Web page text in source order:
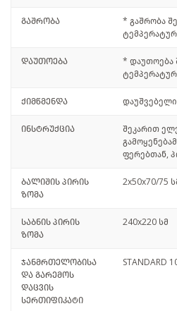
გაშრობა
* გაშრობა
დაუთოება
* დაუთოება
ქიმწმენდა
ინსტრუქცია
შეკარით
ფერებთან,
ბალიშის პირის
ზომა
2x50x70/75
საბნის პირის
ზომა
240x220 სმ
ჯანმრთელობისა
და გარემოს
დაცვის
სერთიფიკატი
STANDARD